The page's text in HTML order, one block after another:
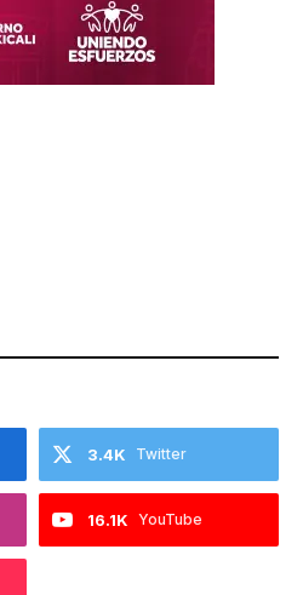
Twitter
3.4K
YouTube
16.1K